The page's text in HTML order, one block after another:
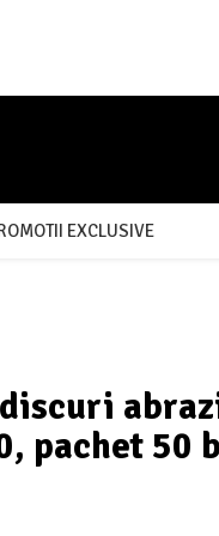
EXCLUSIVE
pachet 50